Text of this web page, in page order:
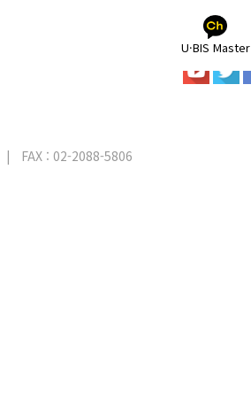
U·BIS Master
| FAX : 02-2088-5806